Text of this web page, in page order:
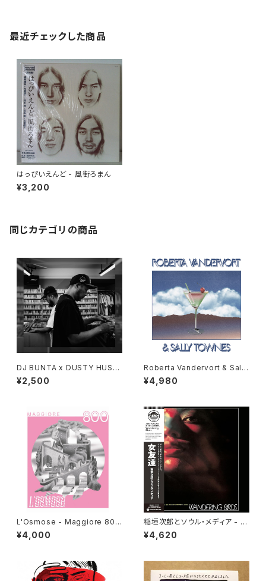
最近チェックした商品
はっぴいえんど - 風街ろまん
¥3,200
同じカテゴリの商品
DJ BUNTA x DUSTY HUSK
Y - 47 CAMPiN DIGGiN "C
D"
¥2,500
Roberta Vandervort & Sally
Townes "LP"
¥4,980
L'Osmose - Maggiore 800
"LP"
¥4,000
稲垣次郎とソウル・メディア - W
andering Birds 女友達 "LP"
¥4,620